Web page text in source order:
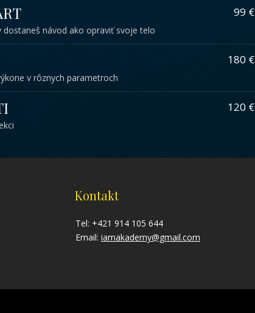
návod ako opraviť svoje telo
99 €
v rôznych parametroch
180 €
120 €
Kontakt
Tel: +421 914 105 644
Email: iamakademy@gmail.com